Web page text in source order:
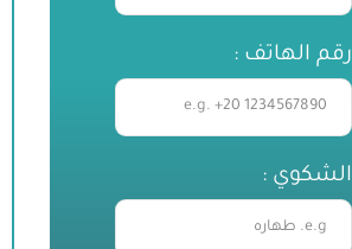
رقم الهاتف :
الشكوي :